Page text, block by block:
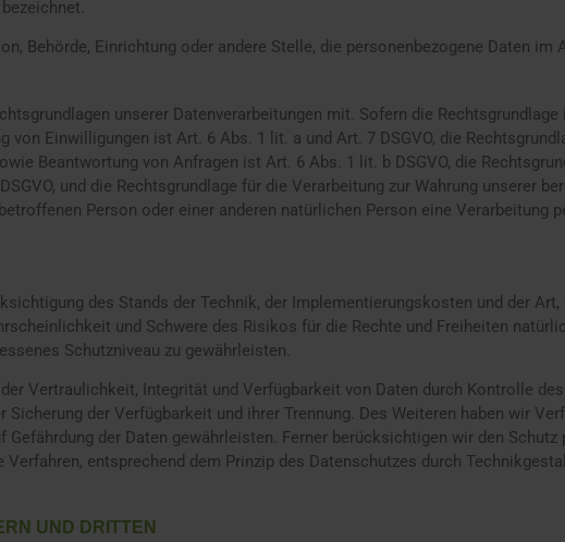
Behörde, Einrichtung oder andere Stelle, die personenbezogene Daten
unserer Datenverarbeitungen mit. Sofern die
von Einwilligungen ist Art. 6 Abs. 1 lit. a und Art. 7 DSGVO, die
Beantwortung von Anfragen ist Art. 6 Abs. 1 lit. b DSGVO, die
und die Rechtsgrundlage für die Verarbeitung zur Wahrung unserer
Person oder einer anderen natürlichen Person eine Verarbeitung
des Stands der Technik, der Implementierungskosten und der
und Schwere des Risikos für die Rechte und Freiheiten
Schutzniveau zu gewährleisten.
Vertraulichkeit, Integrität und Verfügbarkeit von Daten durch Kontrolle
der Verfügbarkeit und ihrer Trennung. Des Weiteren haben wir
der Daten gewährleisten. Ferner berücksichtigen wir den
entsprechend dem Prinzip des Datenschutzes durch
UND DRITTEN